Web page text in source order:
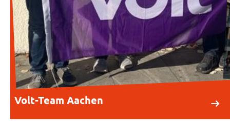
Volt-Team Aachen